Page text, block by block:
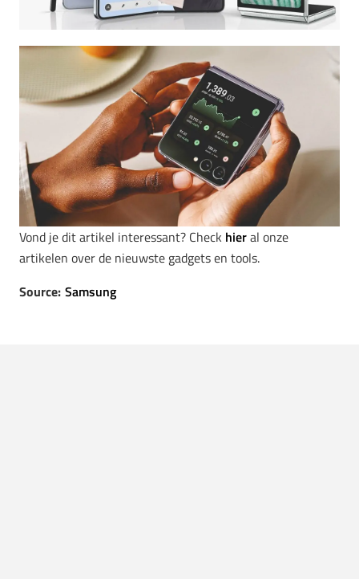
Vond je dit artikel interessant? Check hieral onze
artikelen over de nieuwste gadgets en tools.
Source: Samsung